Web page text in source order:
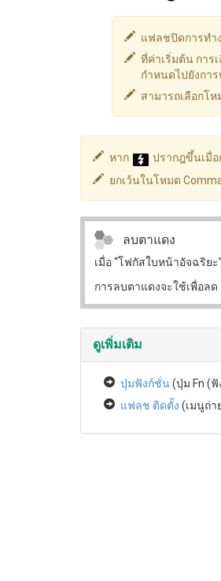
แฟลชปิดการทำ
ที่ค่าเริ่มต้น การ
กำหนดไปยังกา
สามารถเลือกโ
หาก
ปรากฎขึ้นเมื่อ
ยกเว้นในโหมด
ลบตาแดง
เมื่อ “โฟกัสใบหน้าอัจฉริย
การลบตาแดงจะใช้เพื่อลด
ดูเพิ่มเติม
ปุ่มฟังก์ชั่น(ปุ่ม Fn (
แฟลช ติดตั้ง (เมนูถ่า